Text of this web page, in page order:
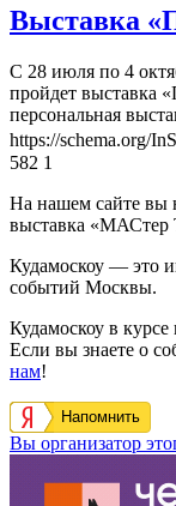
Выставка
С 28 июля по 4
пройдет выставка
персональная
https://schema.org/
582 1
На нашем сайте вы
выставка
Кудамоскоу — это
событий Москвы.
Кудамоскоу в
Если вы знаете о
нам!
Напомнить
Вы организатор